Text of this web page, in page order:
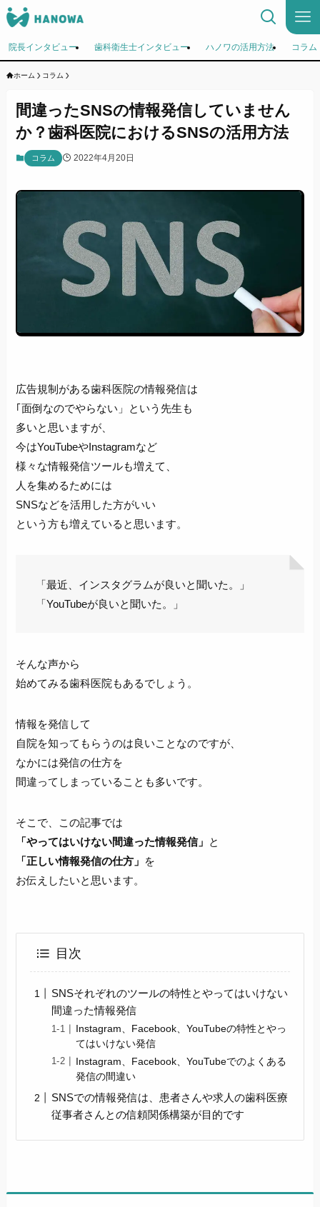
院長インタビュー 歯科衛生士インタビュー ハノワの活用方法 コラム
ホーム コラム
間違ったSNSの情報発信していません
か？歯科医院におけるSNSの活用方法
コラム 2022年4月20日
広告規制がある歯科医院の情報発信は
｢面倒なのでやらない」という先生も
多いと思いますが、
今はYouTubeやInstagramなど
様々な情報発信ツールも増えて、
人を集めるためには
SNSなどを活用した方がいい
という方も増えていると思います。
「最近、インスタグラムが良いと聞いた。」
「YouTubeが良いと聞いた。」
そんな声から
始めてみる歯科医院もあるでしょう。
情報を発信して
自院を知ってもらうのは良いことなのですが、
なかには発信の仕方を
間違ってしまっていることも多いです。
そこで、この記事では
「やってはいけない間違った情報発信」 と
「正しい情報発信の仕方」 を
お伝えしたいと思います。
目次
SNSそれぞれのツールの特性とやってはいけない
間違った情報発信
Instagram、Facebook、YouTubeの特性とやっ
てはいけない発信
Instagram、Facebook、YouTubeでのよくある
発信の間違い
SNSでの情報発信は、患者さんや求人の歯科医療
従事者さんとの信頼関係構築が目的です